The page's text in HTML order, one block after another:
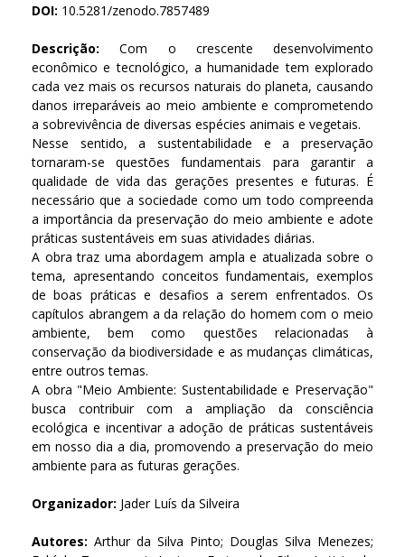
DOI: 10.5281/zenodo.7857489
Descrição: Com o crescente desenvolvimento
econômico e tecnológico, a humanidade tem explorado
cada vez mais os recursos naturais do planeta, causando
danos irreparáveis ao meio ambiente e comprometendo
a sobrevivência de diversas espécies animais e vegetais.
Nesse sentido, a sustentabilidade e a preservação
tornaram-se questões fundamentais para garantir a
qualidade de vida das gerações presentes e futuras. É
necessário que a sociedade como um todo compreenda
a importância da preservação do meio ambiente e adote
práticas sustentáveis em suas atividades diárias.
A obra traz uma abordagem ampla e atualizada sobre o
tema, apresentando conceitos fundamentais, exemplos
de boas práticas e desafios a serem enfrentados. Os
capítulos abrangem a da relação do homem com o meio
ambiente, bem como questões relacionadas à
conservação da biodiversidade e as mudanças climáticas,
entre outros temas.
A obra "Meio Ambiente: Sustentabilidade e Preservação"
busca contribuir com a ampliação da consciência
ecológica e incentivar a adoção de práticas sustentáveis
em nosso dia a dia, promovendo a preservação do meio
ambiente para as futuras gerações.
Organizador: Jader Luís da Silveira
Autores: Arthur da Silva Pinto; Douglas Silva Menezes;